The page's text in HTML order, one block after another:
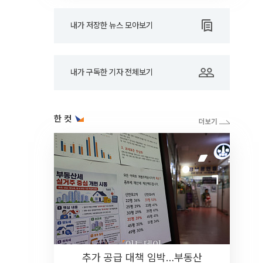
내가 저장한 뉴스 모아보기
내가 구독한 기자 전체보기
한 컷
추가 공급 대책 임박…부동산